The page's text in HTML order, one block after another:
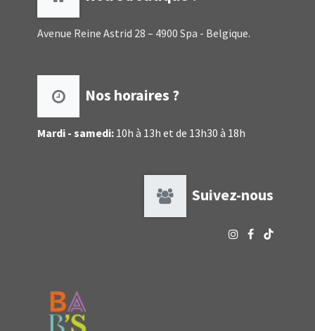
Avenue Reine Astrid 28 – 4900 Spa - Belgique.
Nos horaires ?
Mardi - samedi: 10h à 13h et de 13h30 à 18h
Suivez-nous